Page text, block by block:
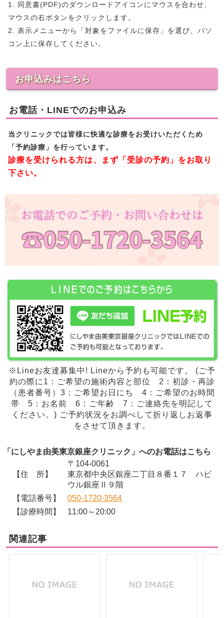
1. 同意書(PDF)のダウンロードアイコンにマウスを合わせ、
マウスの右ボタンをクリックします。
2. 表示メニューから「対象をファイルに保存」を選び、パソ
コン上に保存してください。
お申込みはこちら
お電話・LINEでのお申込み
当クリニックでは皆様に快適な診療をお受けいただくため
「予約診療」を行っています。
診療を受けられる方は、まず「受診の予約」をお取り
下さい。
※Lineお友達募集中! Lineから予約も可能です。 (ご予
約の際に1：ご希望の施術内容と部位 2：初診・再診
（患者番号）3：ご希望お日にち 4：ご希望のお時間
帯 5：お名前 6：ご年齢 7：ご連絡先を明記して
ください。) ご予約状況をお調べして折り返しお返事
をさせて頂きます。
「にしやま由美東京銀座クリニック」へのお電話はこちら
【住 所】
〒104-0061
東京都中央区銀座二丁目８番１７ ハビ
ウル銀座Ⅱ９階
【電話番号】
050-1720-3564
【診療時間】
11:00～20:00
関連記事